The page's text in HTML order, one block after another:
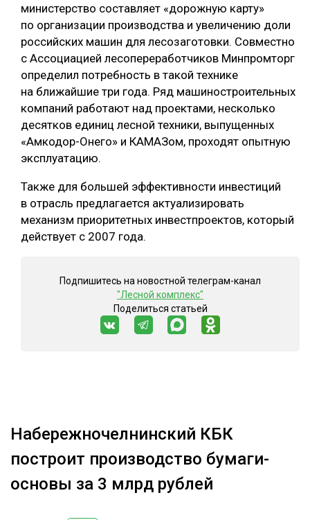
министерство составляет «дорожную карту»
по организации производства и увеличению доли
российских машин для лесозаготовки. Совместно
с Ассоциацией лесопереработчиков Минпромторг
определил потребность в такой технике
на ближайшие три года. Ряд машиностроительных
компаний работают над проектами, несколько
десятков единиц лесной техники, выпущенных
«Амкодор-Онего» и КАМАЗом, проходят опытную
эксплуатацию.
Также для большей эффективности инвестиций
в отрасль предлагается актуализировать
механизм приоритетных инвестпроектов, который
действует с 2007 года.
Подпишитесь на новостной телеграм-канал
"Лесной комплекс"
Поделиться статьей
Набережночелнинский КБК
построит производство бумаги-
основы за 3 млрд рублей